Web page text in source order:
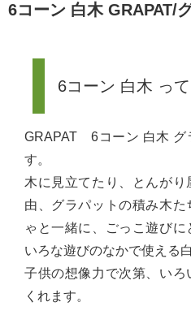
6コーン 白木 GRAPAT/
6コーン 白木 っ
GRAPAT 6コーン 白木 グ
す。
木に見立てたり、とんが
由、グラパットの積み木
ゃと一緒に、ごっこ遊び
いろな遊びのなかで使える
子供の想像力で次第、い
くれます。